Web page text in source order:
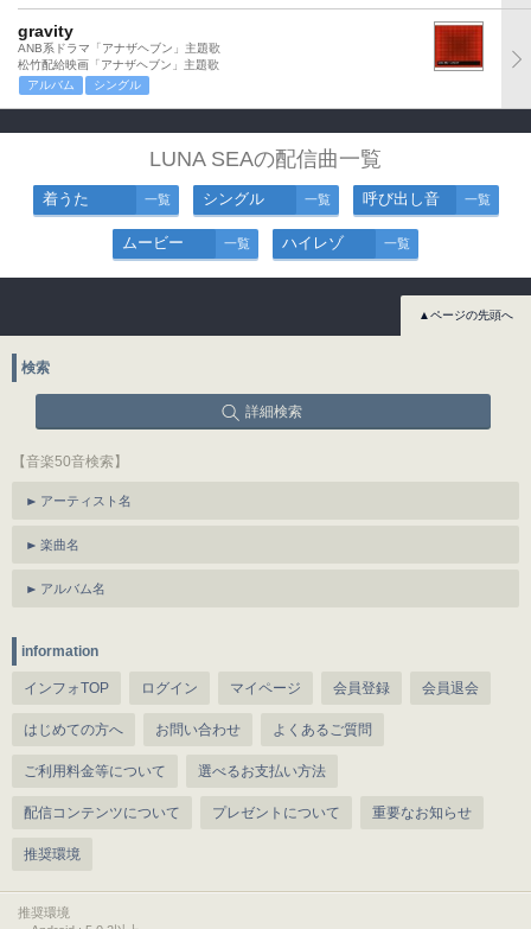
gravity
ANB系ドラマ「アナザヘブン」主題歌
松竹配給映画「アナザヘブン」主題歌
アルバム
シングル
LUNA SEAの配信曲一覧
着うた 一覧 シングル 一覧 呼び出し音 一覧
ムービー 一覧 ハイレゾ 一覧
▲ページの先頭へ
検索
詳細検索
【音楽50音検索】
アーティスト名
楽曲名
アルバム名
information
インフォTOP ログイン マイページ 会員登録 会員退会
はじめての方へ お問い合わせ よくあるご質問
ご利用料金等について 選べるお支払い方法
配信コンテンツについて プレゼントについて 重要なお知らせ
推奨環境
推奨環境